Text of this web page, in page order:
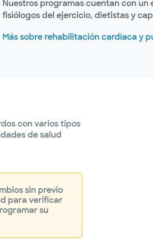
Nuestros programas cuentan con
fisiólogos del ejercicio, dietistas y
Más sobre rehabilitación cardíaca y
con varios tipos
de salud
sin previo
para verificar
su